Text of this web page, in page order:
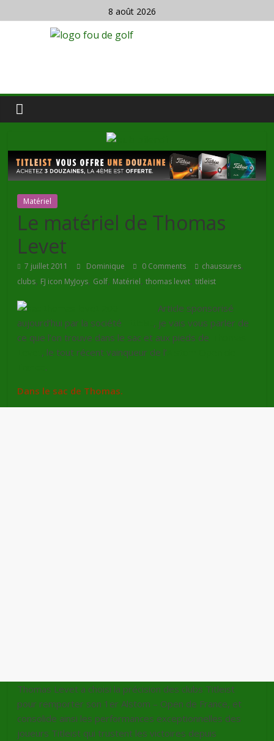
8 août 2026
Matériel
Le matériel de Thomas
Levet
7 juillet 2011 Dominique 0 Comments chaussures,
clubs, FJ icon MyJoys, Golf, Matériel,thomas levet,titleist
Article sponsorisé
aujourd’hui par la société
, je vais vous parler de
ce que l’on trouve dans le sac et aux pieds de
, le tout récent vainqueur de l’
.
Dans le sac de Thomas.
Thomas Levet a choisi la précision des clubs Titleist
pour remporter son 1er Alstom – Open de France, et
consolide ainsi les performances exceptionnelles des
joueurs Titleist qui trustent les victoires depuis